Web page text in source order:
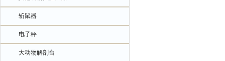
斩鼠器
电子秤
大动物解剖台